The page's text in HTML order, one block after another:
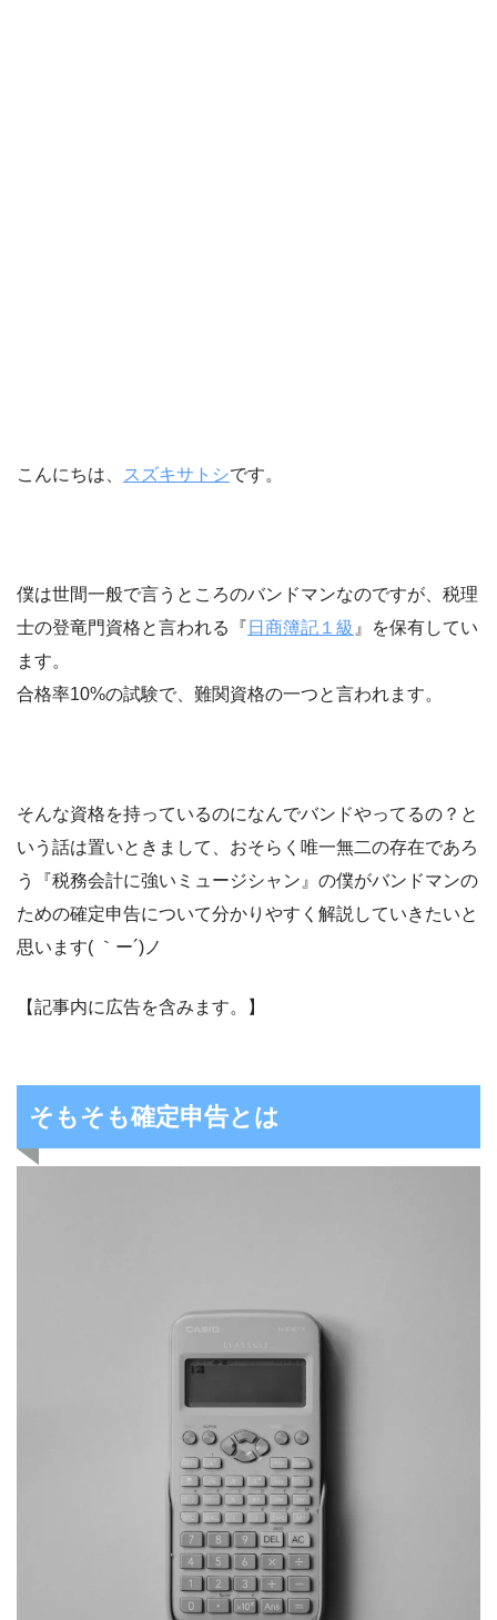
こんにちは、 スズキサトシです。
僕は世間一般で言うところのバンドマンなのですが、税理
士の登竜門資格と言われる
『 日商簿記１級 』
を保有してい
ます。
合格率10%の試験で、難関資格の一つと言われます。
そんな資格を持っているのになんでバンドやってるの？と
いう話は置いときまして、おそらく唯一無二の存在であろ
う『税務会計に強いミュージシャン』の僕がバンドマンの
ための確定申告について分かりやすく解説していきたいと
思います( ｀ー´)ノ
【記事内に広告を含みます。】
そもそも確定申告とは